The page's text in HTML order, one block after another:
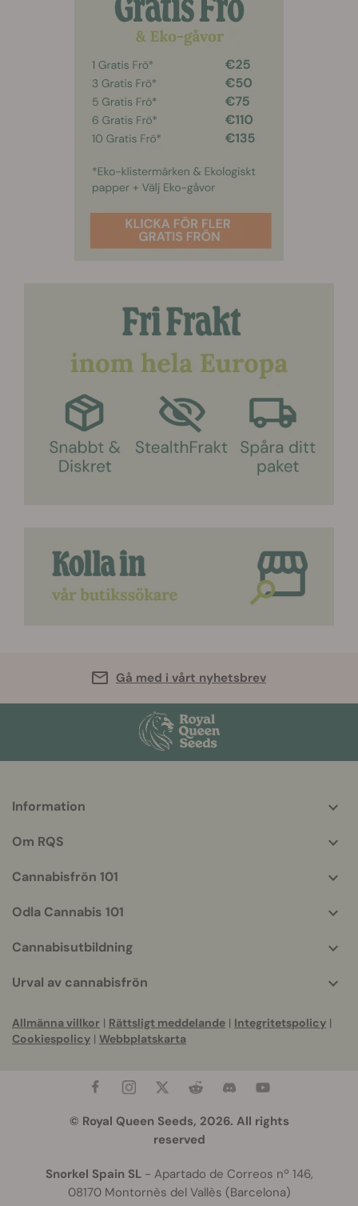
Gå med i vårt nyhetsbrev
More
info
Information
Om RQS
Cannabisfrön 101
Odla Cannabis 101
Cannabisutbildning
Urval av cannabisfrön
Allmänna villkor | Rättsligt meddelande | Integritetspolicy |
Cookiespolicy | Webbplatskarta
© Royal Queen Seeds, 2026. All rights
reserved
Snorkel Spain SL- Apartado de Correos nº 146,
08170 Montornès del Vallès (Barcelona)